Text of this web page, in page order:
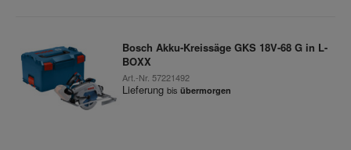
Bosch Akku-Kreissäge GKS 18V-68 G in L-
BOXX
Art.-Nr. 57221492
Lieferung bis übermorgen